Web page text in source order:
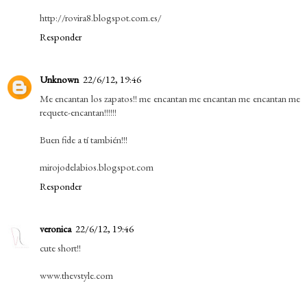
http://rovira8.blogspot.com.es/
Responder
Unknown 22/6/12, 19:46
Me encantan los zapatos!! me encantan me encantan me encantan me
requete-encantan!!!!!!
Buen fide a tí también!!!
mirojodelabios.blogspot.com
Responder
veronica 22/6/12, 19:46
cute short!!
www.thevstyle.com